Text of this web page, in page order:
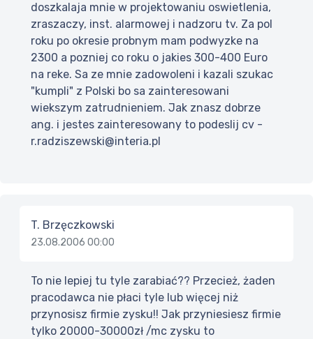
doszkalaja mnie w projektowaniu oswietlenia,
zraszaczy, inst. alarmowej i nadzoru tv. Za pol
roku po okresie probnym mam podwyzke na
2300 a pozniej co roku o jakies 300-400 Euro
na reke. Sa ze mnie zadowoleni i kazali szukac
"kumpli" z Polski bo sa zainteresowani
wiekszym zatrudnieniem. Jak znasz dobrze
ang. i jestes zainteresowany to podeslij cv -
r.radziszewski@interia.pl
T. Brzęczkowski
23.08.2006 00:00
To nie lepiej tu tyle zarabiać?? Przecież, żaden
pracodawca nie płaci tyle lub więcej niż
przynosisz firmie zysku!! Jak przyniesiesz firmie
tylko 20000-30000zł /mc zysku to